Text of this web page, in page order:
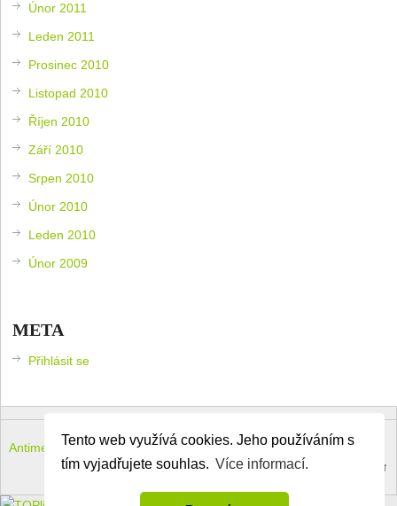
Tento web využívá cookies. Jeho používáním s
tím vyjadřujete souhlas. Více informací.
Únor 2011
Leden 2011
Prosinec 2010
Listopad 2010
Říjen 2010
Září 2010
Srpen 2010
Únor 2010
Leden 2010
Únor 2009
META
Přihlásit se
Antimeloun – komouši dneškaCopyright © 2026.
Theme byMyThemeShop. Back to Top ↑